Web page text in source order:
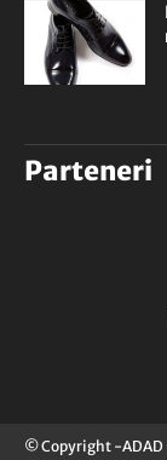
Parteneri
© Copyright -ADAD